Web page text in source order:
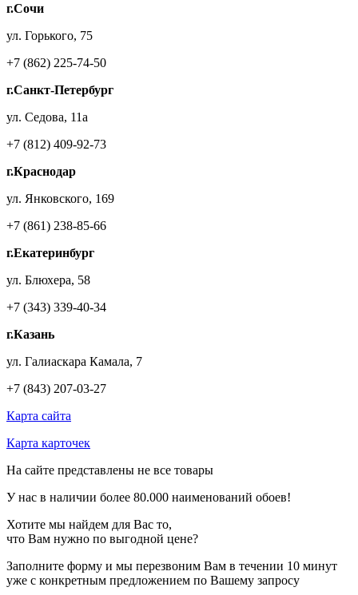
г.Сочи
ул. Горького, 75
+7 (862) 225-74-50
г.Санкт-Петербург
ул. Седова, 11а
+7 (812) 409-92-73
г.Краснодар
ул. Янковского, 169
+7 (861) 238-85-66
г.Екатеринбург
ул. Блюхера, 58
+7 (343) 339-40-34
г.Казань
ул. Галиаскара Камала, 7
+7 (843) 207-03-27
Карта сайта
Карта карточек
На сайте представлены не все товары
У нас в наличии более 80.000 наименований обоев!
Хотите мы найдем для Вас то,
что Вам нужно по выгодной цене?
Заполните форму и мы перезвоним Вам в течении 10 минут
уже с конкретным предложением по Вашему запросу